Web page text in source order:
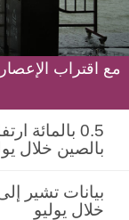
مع اقتراب
0.5 بالمائة
بالصين خلال
بيانات تشير
خلال يوليو